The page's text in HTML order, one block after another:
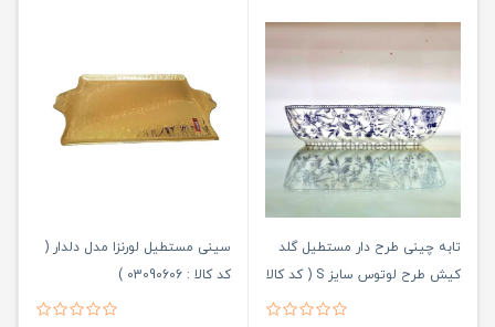
تابه چینی طرح دار مستطیل گلد
کیش طرح لوتوس سایز S ( کد کالا
سینی مستطیل لورنزا مدل دلدار (
کد کالا : 03090606 )